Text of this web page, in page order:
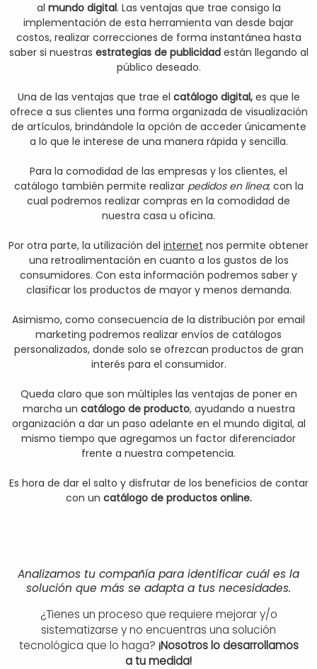
al mundo digital. Las ventajas que trae consigo la
implementación de esta herramienta van desde bajar
costos, realizar correcciones de forma instantánea hasta
saber si nuestras estrategias de publicidadestán llegando al
público deseado.
Una de las ventajas que trae el catálogo digital,es que le
ofrece a sus clientes una forma organizada de visualización
de artículos, brindándole la opción de acceder únicamente
a lo que le interese de una manera rápida y sencilla.
Para la comodidad de las empresas y los clientes, el
catálogo también permite realizar pedidos en línea; con la
cual podremos realizar compras en la comodidad de
nuestra casa u oficina.
Por otra parte, la utilización del internet nos permite obtener
una retroalimentación en cuanto a los gustos de los
consumidores. Con esta información podremos saber y
clasificar los productos de mayor y menos demanda.
Asimismo, como consecuencia de la distribución por email
marketing podremos realizar envíos de catálogos
personalizados, donde solo se ofrezcan productos de gran
interés para el consumidor.
Queda claro que son múltiples las ventajas de poner en
marcha un catálogo de producto, ayudando a nuestra
organización a dar un paso adelante en el mundo digital, al
mismo tiempo que agregamos un factor diferenciador
frente a nuestra competencia.
Es hora de dar el salto y disfrutar de los beneficios de contar
con un catálogo de productos online.
Analizamos tu compañía para identificar cuál es la
solución que más se adapta a tus necesidades.
¿Tienes un proceso que requiere mejorar y/o
sistematizarse y no encuentras una solución
tecnológica que lo haga? ¡Nosotros lo desarrollamos
a tu medida!